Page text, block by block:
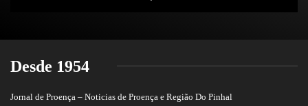
Desde 1954
Jornal de Proença – Noticias de Proença e Região Do Pinhal